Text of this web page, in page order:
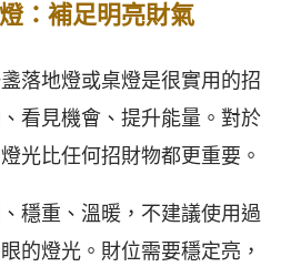
：補足明亮財氣
落地燈或桌燈是很實用的招
看見機會、提升能量。對於
光比任何招財物都更重要。
穩重、溫暖，不建議使用過
的燈光。財位需要穩定亮，